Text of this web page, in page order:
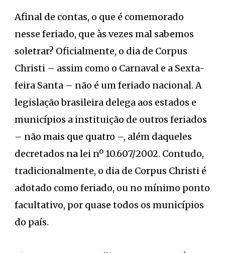
Afinal de contas, o que é comemorado
nesse feriado, que às vezes mal sabemos
soletrar? Oficialmente, o dia de Corpus
Christi – assim como o Carnaval e a Sexta-
feira Santa – não é um feriado nacional. A
legislação brasileira delega aos estados e
municípios a instituição de outros feriados
– não mais que quatro –, além daqueles
decretados na lei nº 10.607/2002. Contudo,
tradicionalmente, o dia de Corpus Christi é
adotado como feriado, ou no mínimo ponto
facultativo, por quase todos os municípios
do país.